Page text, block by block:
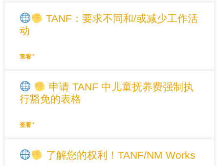
TANF：要求不同和/或减少工作活
动
查看"
申请 TANF 中儿童抚养费强制执
行豁免的表格
查看"
了解您的权利！TANF/NM Works